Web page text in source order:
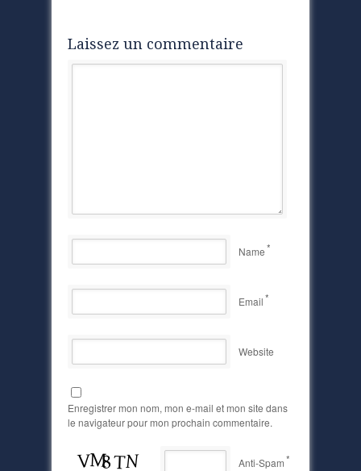
Laissez un commentaire
Name*
Email*
Website
Enregistrer mon nom, mon e-mail et mon site dans
le navigateur pour mon prochain commentaire.
Anti-Spam*